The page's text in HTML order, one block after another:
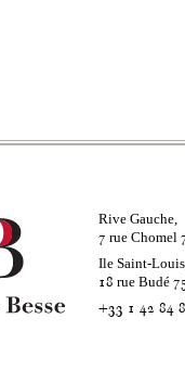
Rive Gauche,
7 rue Chomel
Ile Saint-
18 rue Budé
+33 1 42 84